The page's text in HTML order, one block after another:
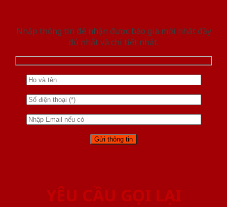
Nhập thông tin để nhận được báo giá mới nhât đầy
đủ nhất và chi tiết nhất.
YÊU CẦU GỌI LẠI